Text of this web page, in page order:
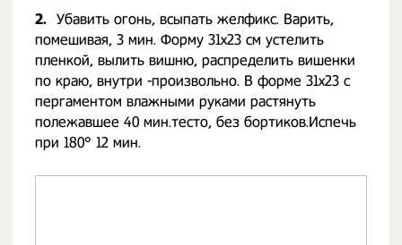
2. Убавить огонь, всыпать желфикс. Варить,
помешивая, 3 мин. Форму 31х23 см устелить
пленкой, вылить вишню, распределить вишенки
по краю, внутри -произвольно. В форме 31х23 с
пергаментом влажными руками растянуть
полежавшее 40 мин.тесто, без бортиков.Испечь
при 180° 12 мин.